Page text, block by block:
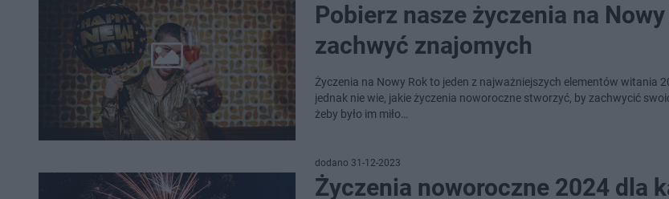
Pobierz nasze życzenia na Nowy
zachwyć znajomych
Życzenia na Nowy Rok to jeden z najważniejszych elementów witania
jednak nie wie, jakie życzenia noworoczne stworzyć, by zachwycić
żeby było im miło…
dodano 31-12-2023
Życzenia noworoczne 2024 dla